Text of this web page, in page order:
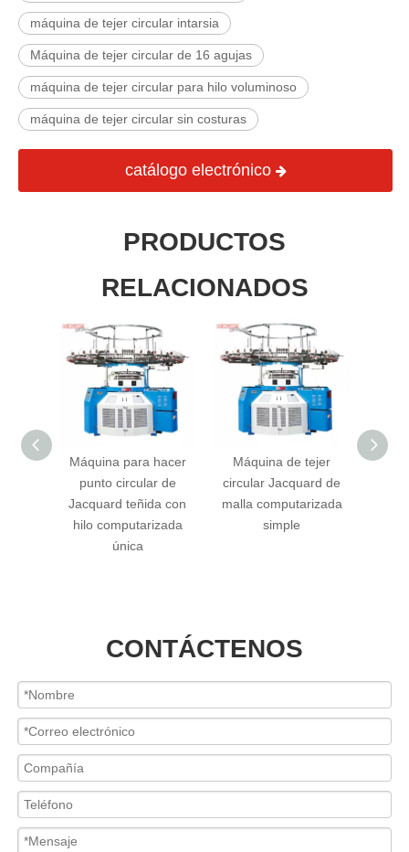
máquina de tejer circular intarsia
Máquina de tejer circular de 16 agujas
máquina de tejer circular para hilo voluminoso
máquina de tejer circular sin costuras
catálogo electrónico
PRODUCTOS
RELACIONADOS
Máquina para hacer
punto circular de
Jacquard teñida con
hilo computarizada
única
Máquina de tejer
circular Jacquard de
malla computarizada
simple
CONTÁCTENOS